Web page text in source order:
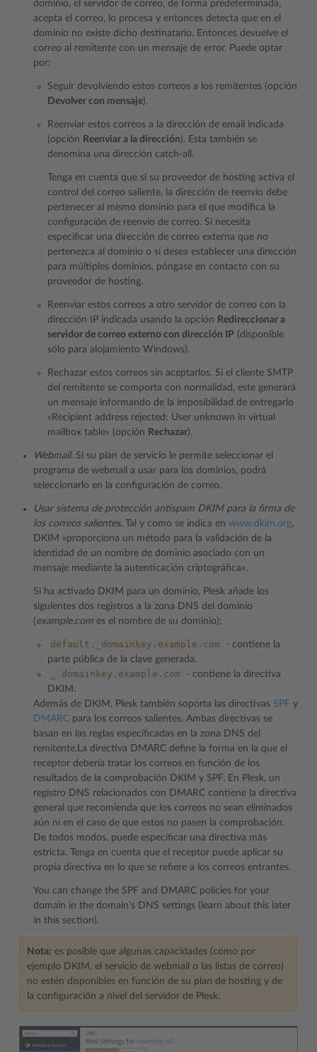
dominio, el servidor de correo, de forma predeterminada,
acepta el correo, lo procesa y entonces detecta que en el
dominio no existe dicho destinatario. Entonces devuelve el
correo al remitente con un mensaje de error. Puede optar
por:
Seguir devolviendo estos correos a los remitentes (opción
Devolver con mensaje).
Reenviar estos correos a la dirección de email indicada
(opción Reenviar a la dirección). Esta también se
denomina una dirección catch-all.
Tenga en cuenta que si su proveedor de hosting activa el
control del correo saliente, la dirección de reenvío debe
pertenecer al mismo dominio para el que modifica la
configuración de reenvío de correo. Si necesita
especificar una dirección de correo externa que no
pertenezca al dominio o si desea establecer una dirección
para múltiples dominios, póngase en contacto con su
proveedor de hosting.
Reenviar estos correos a otro servidor de correo con la
dirección IP indicada usando la opción Redireccionar a
servidor de correo externo con dirección IP (disponible
sólo para alojamiento Windows).
Rechazar estos correos sin aceptarlos. Si el cliente SMTP
del remitente se comporta con normalidad, este generará
un mensaje informando de la imposibilidad de entregarlo
«Recipient address rejected: User unknown in virtual
mailbox table» (opción Rechazar).
Webmail. Si su plan de servicio le permite seleccionar el
programa de webmail a usar para los dominios, podrá
seleccionarlo en la configuración de correo.
Usar sistema de protección antispam DKIM para la firma de
los correos salientes. Tal y como se indica en www.dkim.org,
DKIM «proporciona un método para la validación de la
identidad de un nombre de dominio asociado con un
mensaje mediante la autenticación criptográfica».
Si ha activado DKIM para un dominio, Plesk añade los
siguientes dos registros a la zona DNS del dominio
(example.com es el nombre de su dominio):
default._domainkey.example.com
- contiene la
parte pública de la clave generada.
domainkey.example.com
- contiene la directiva
DKIM.
Además de DKIM, Plesk también soporta las directivas SPF y
DMARC para los correos salientes. Ambas directivas se
basan en las reglas especificadas en la zona DNS del
remitente.La directiva DMARC define la forma en la que el
receptor debería tratar los correos en función de los
resultados de la comprobación DKIM y SPF. En Plesk, un
registro DNS relacionados con DMARC contiene la directiva
general que recomienda que los correos no sean eliminados
aún ni en el caso de que estos no pasen la comprobación.
De todos modos, puede especificar una directiva más
estricta. Tenga en cuenta que el receptor puede aplicar su
propia directiva en lo que se refiere a los correos entrantes.
You can change the SPF and DMARC policies for your
domain in the domain’s DNS settings (learn about this later
in this section).
Nota: es posible que algunas capacidades (como por
ejemplo DKIM, el servicio de webmail o las listas de correo)
no estén disponibles en función de su plan de hosting y de
la configuración a nivel del servidor de Plesk.